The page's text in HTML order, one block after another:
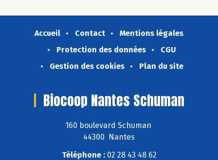
Accueil Contact
Mentions légales
Protection des données
CGU
Gestion des cookies
Plan du site
Biocoop Nantes Schuman
160 boulevard Schuman
44300 Nantes
Téléphone :02 28 43 48 62